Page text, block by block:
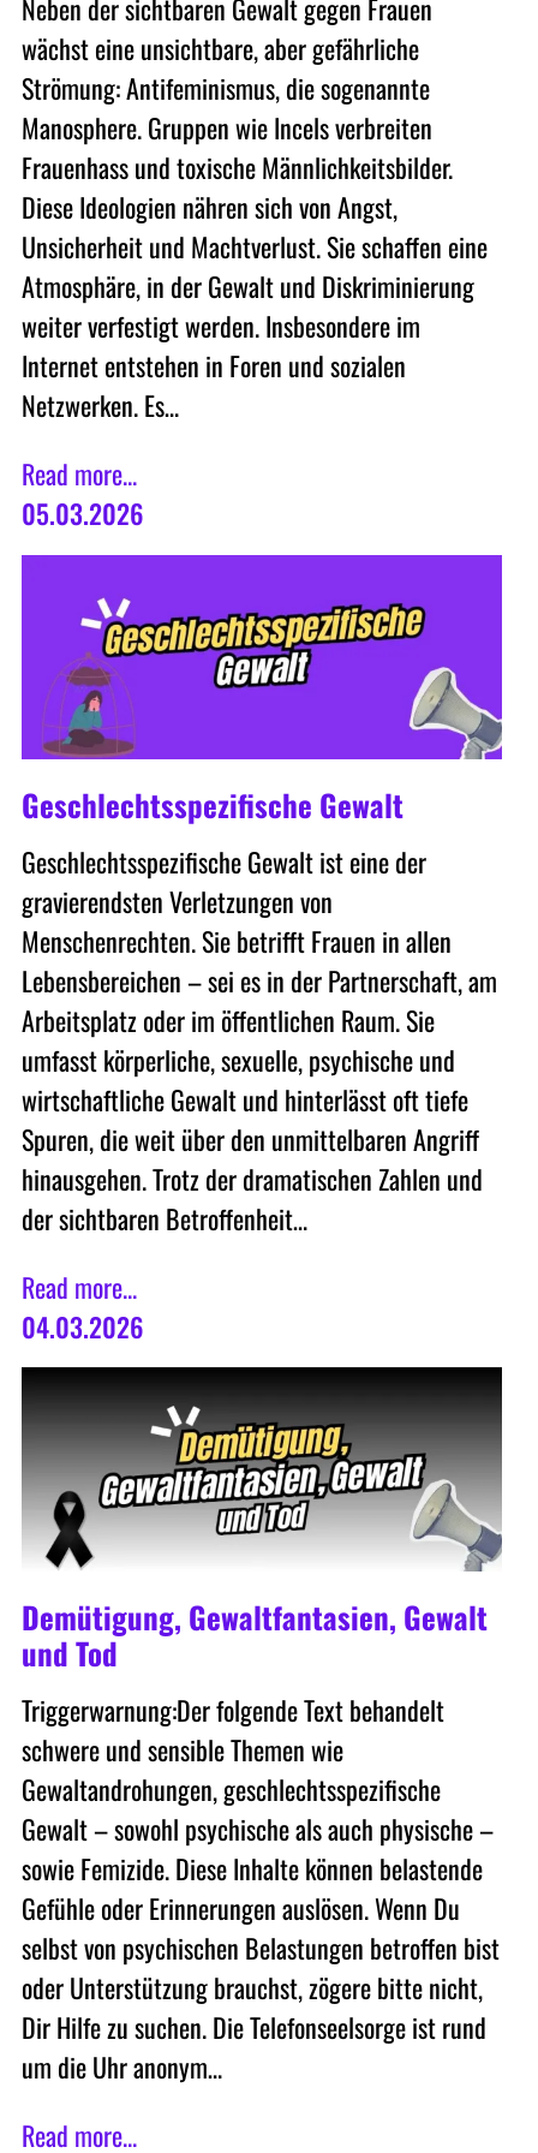
Neben der sichtbaren Gewalt gegen Frauen
wächst eine unsichtbare, aber gefährliche
Strömung: Antifeminismus, die sogenannte
Manosphere. Gruppen wie Incels verbreiten
Frauenhass und toxische Männlichkeitsbilder.
Diese Ideologien nähren sich von Angst,
Unsicherheit und Machtverlust. Sie schaffen eine
Atmosphäre, in der Gewalt und Diskriminierung
weiter verfestigt werden. Insbesondere im
Internet entstehen in Foren und sozialen
Netzwerken. Es…
Read more...
05.03.2026
Geschlechtsspezifische Gewalt
Geschlechtsspezifische Gewalt ist eine der
gravierendsten Verletzungen von
Menschenrechten. Sie betrifft Frauen in allen
Lebensbereichen – sei es in der Partnerschaft, am
Arbeitsplatz oder im öffentlichen Raum. Sie
umfasst körperliche, sexuelle, psychische und
wirtschaftliche Gewalt und hinterlässt oft tiefe
Spuren, die weit über den unmittelbaren Angriff
hinausgehen. Trotz der dramatischen Zahlen und
der sichtbaren Betroffenheit…
Read more...
04.03.2026
Demütigung, Gewaltfantasien, Gewalt
und Tod
Triggerwarnung:Der folgende Text behandelt
schwere und sensible Themen wie
Gewaltandrohungen, geschlechtsspezifische
Gewalt – sowohl psychische als auch physische –
sowie Femizide. Diese Inhalte können belastende
Gefühle oder Erinnerungen auslösen. Wenn Du
selbst von psychischen Belastungen betroffen bist
oder Unterstützung brauchst, zögere bitte nicht,
Dir Hilfe zu suchen. Die Telefonseelsorge ist rund
um die Uhr anonym…
Read more...